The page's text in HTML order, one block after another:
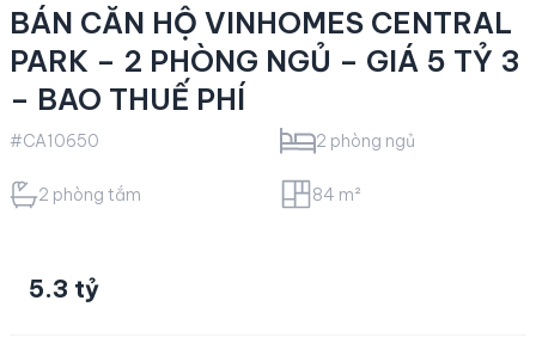
BÁN CĂN HỘ VINHOMES CENTRAL
PARK – 2 PHÒNG NGỦ – GIÁ 5 TỶ 3
– BAO THUẾ PHÍ
#CA10650 2 phòng ngủ
2 phòng tắm 84 m²
5.3 tỷ